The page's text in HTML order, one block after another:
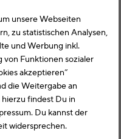
unsere Webseiten
zu statistischen Analysen,
und Werbung inkl.
von Funktionen sozialer
akzeptieren“
die Weitergabe an
findest Du in
Du kannst der
widersprechen.
Einiges